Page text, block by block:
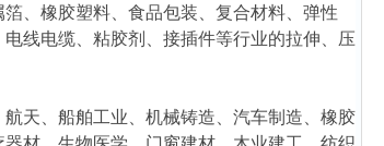
、橡胶塑料、食品包装、复合材料、弹性
线电缆、粘胶剂、接插件等行业的拉伸、压
天、船舶工业、机械铸造、汽车制造、橡胶